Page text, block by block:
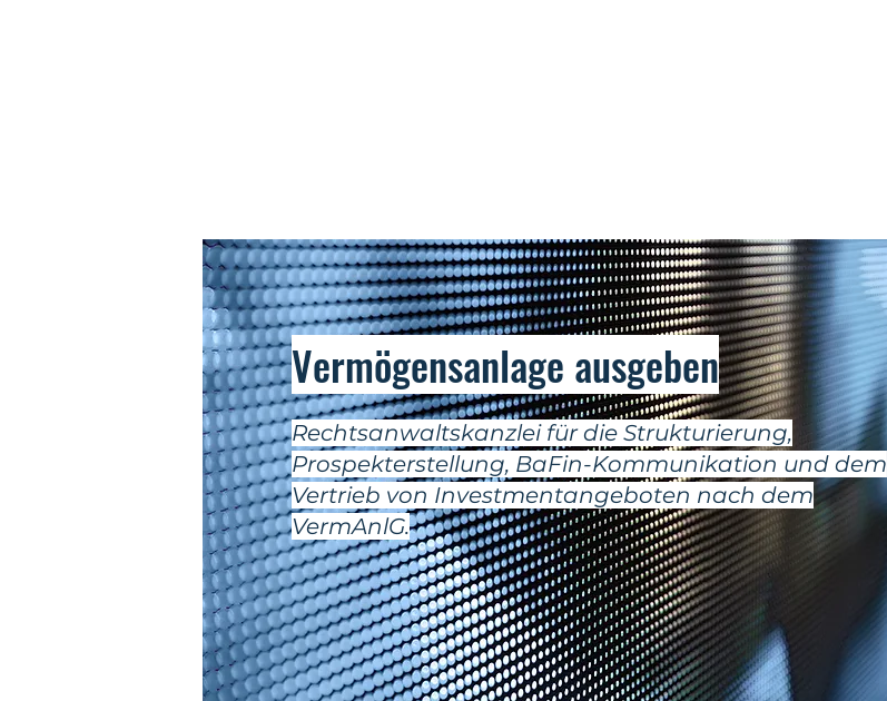
Vermögensanlage ausgeben
Rechtsanwaltskanzlei für die Strukturierung,
Prospekterstellung, BaFin-Kommunikation und dem
Vertrieb von Investmentangeboten nach dem
VermAnlG.